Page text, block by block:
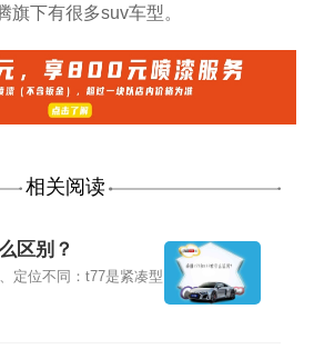
旗下有很多suv车型。
相关阅读
区别？
定位不同：t77是紧凑型